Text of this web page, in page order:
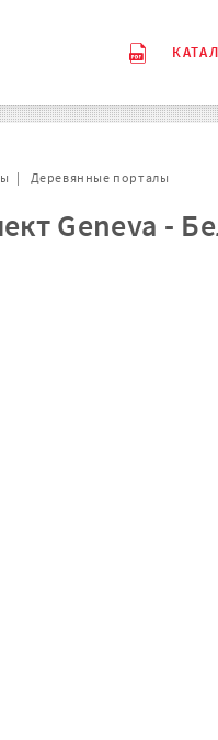
Деревянные порталы
Geneva -